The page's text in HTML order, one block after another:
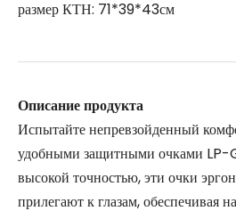
размер КТН: 71*39*43см
Описание продукта
Испытайте непревзойденный
удобными защитными очками LP-
высокой точностью, эти очки
прилегают к глазам, обеспечивая